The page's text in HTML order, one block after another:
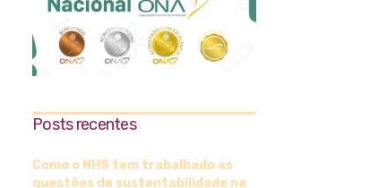
Posts recentes
Como o NHS tem trabalhado as
questões de sustentabilidade na